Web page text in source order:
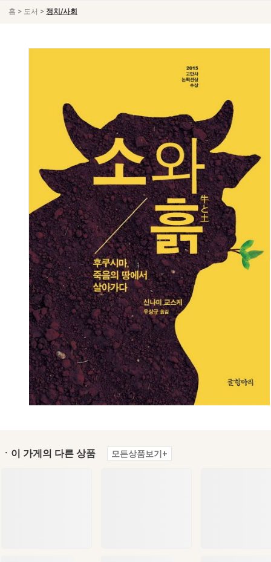
홈 > 도서 > 정치/사회
ㆍ이 가게의 다른 상품 모든상품보기+